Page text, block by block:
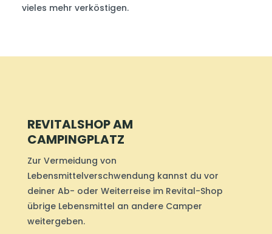
vieles mehr verköstigen.
REVITALSHOP AM
CAMPINGPLATZ
Zur Vermeidung von
Lebensmittelverschwendung kannst du vor
deiner Ab- oder Weiterreise im Revital-Shop
übrige Lebensmittel an andere Camper
weitergeben.